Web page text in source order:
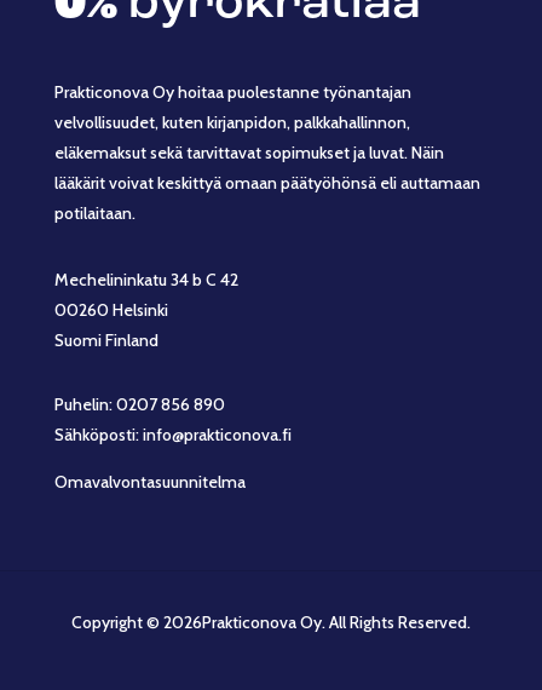
Prakticonova Oy hoitaa puolestanne työnantajan
velvollisuudet, kuten kirjanpidon, palkkahallinnon,
eläkemaksut sekä tarvittavat sopimukset ja luvat. Näin
lääkärit voivat keskittyä omaan päätyöhönsä eli auttamaan
potilaitaan.
Mechelininkatu 34 b C 42
00260 Helsinki
Suomi Finland
Puhelin: 0207 856 890
Sähköposti: info@prakticonova.fi
Omavalvontasuunnitelma
Copyright © 2026Prakticonova Oy. All Rights Reserved.